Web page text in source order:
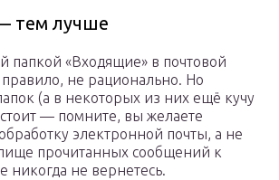
тем лучше
папкой «Входящие» в почтовой
не рационально. Но
(а в некоторых из них ещё кучу
— помните, вы желаете
электронной почты, а не
прочитанных сообщений к
никогда не вернетесь.